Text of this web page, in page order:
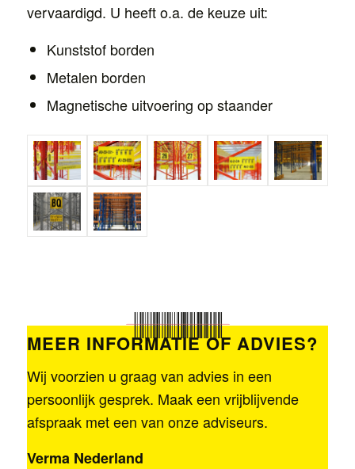
vervaardigd. U heeft o.a. de keuze uit:
Kunststof borden
Metalen borden
Magnetische uitvoering op staander
MEER INFORMATIE OF ADVIES?
Wij voorzien u graag van advies in een
persoonlijk gesprek. Maak een vrijblijvende
afspraak met een van onze adviseurs.
Verma Nederland